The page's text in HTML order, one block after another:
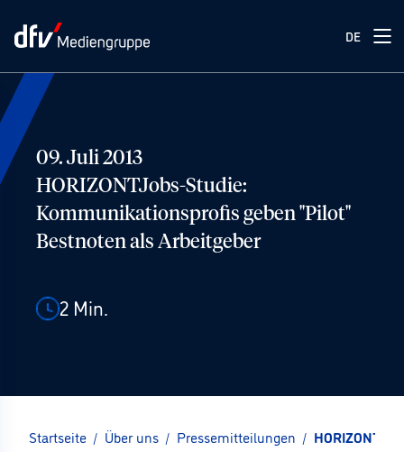
DE
09. Juli 2013
HORIZONTJobs-Studie:
Kommunikationsprofis geben "Pilot"
Bestnoten als Arbeitgeber
2 Min.
Startseite / Über uns / Pressemitteilungen /